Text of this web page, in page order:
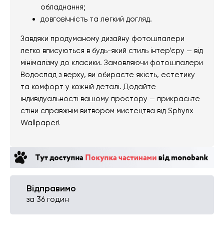
обладнання;
довговічність та легкий догляд.
Завдяки продуманому дизайну фотошпалери
легко вписуються в будь-який стиль інтер’єру — від
мінімалізму до класики. Замовляючи фотошпалери
Водоспад з верху, ви обираєте якість, естетику
та комфорт у кожній деталі. Додайте
індивідуальності вашому простору — прикрасьте
стіни справжнім витвором мистецтва від Sphynx
Wallpaper!
Відправимо
за 36 годин